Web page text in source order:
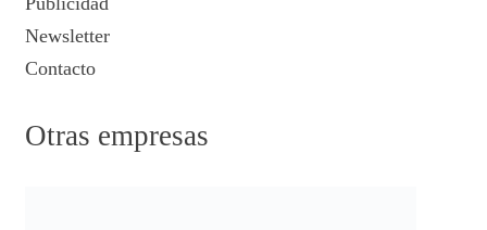
Newsletter
Contacto
Otras empresas